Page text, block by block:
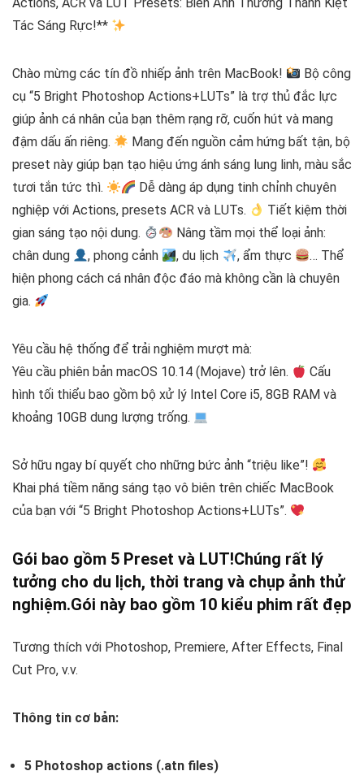
Actions, ACR và LUT Presets: Biến Ảnh Thường Thành Kiệt
Tác Sáng Rực!**
Chào mừng các tín đồ nhiếp ảnh trên MacBook!
Bộ công
cụ “5 Bright Photoshop Actions+LUTs” là trợ thủ đắc lực
giúp ảnh cá nhân của bạn thêm rạng rỡ, cuốn hút và mang
đậm dấu ấn riêng.
Mang đến nguồn cảm hứng bất tận, bộ
preset này giúp bạn tạo hiệu ứng ánh sáng lung linh, màu sắc
tươi tắn tức thì.
Dễ dàng áp dụng tinh chỉnh chuyên
nghiệp với Actions, presets ACR và LUTs.
Tiết kiệm thời
gian sáng tạo nội dung.
Nâng tầm mọi thể loại ảnh:
chân dung
, phong cảnh , du lịch , ẩm thực
… Thể
hiện phong cách cá nhân độc đáo mà không cần là chuyên
gia.
Yêu cầu hệ thống để trải nghiệm mượt mà:
Yêu cầu phiên bản macOS 10.14 (Mojave) trở lên.
Cấu
hình tối thiểu bao gồm bộ xử lý Intel Core i5, 8GB RAM và
khoảng 10GB dung lượng trống.
Sở hữu ngay bí quyết cho những bức ảnh “triệu like”!
Khai phá tiềm năng sáng tạo vô biên trên chiếc MacBook
của bạn với “5 Bright Photoshop Actions+LUTs”.
Gói bao gồm 5 Preset và LUT!Chúng rất lý
tưởng cho du lịch, thời trang và chụp ảnh thử
nghiệm.Gói này bao gồm 10 kiểu phim rất đẹp
Tương thích với Photoshop, Premiere, After Effects, Final
Cut Pro, v.v.
Thông tin cơ bản:
5 Photoshop actions (.atn files)